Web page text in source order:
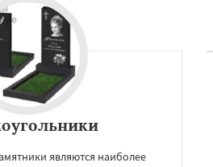
являются наиболее